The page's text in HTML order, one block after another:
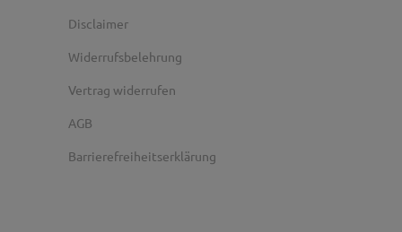
Disclaimer
Widerrufsbelehrung
Vertrag widerrufen
AGB
Barrierefreiheitserklärung